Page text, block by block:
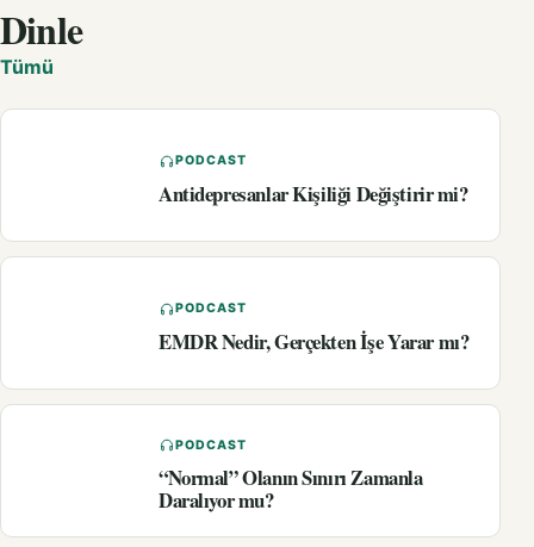
Dinle
Tümü
PODCAST
Antidepresanlar Kişiliği Değiştirir mi?
PODCAST
EMDR Nedir, Gerçekten İşe Yarar mı?
PODCAST
“Normal” Olanın Sınırı Zamanla
Daralıyor mu?